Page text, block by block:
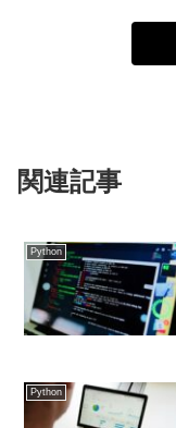
関連記事
Python
Python